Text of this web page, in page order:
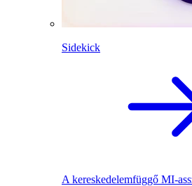
Sidekick
A kereskedelemfüggő MI-